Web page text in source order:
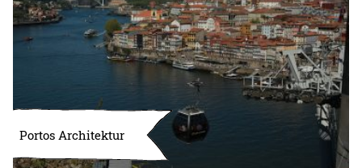
Portos Architektur